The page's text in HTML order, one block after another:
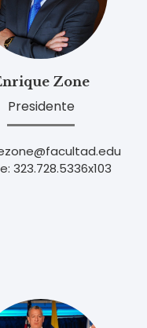
Zone
Presidente
323.728.5336x103